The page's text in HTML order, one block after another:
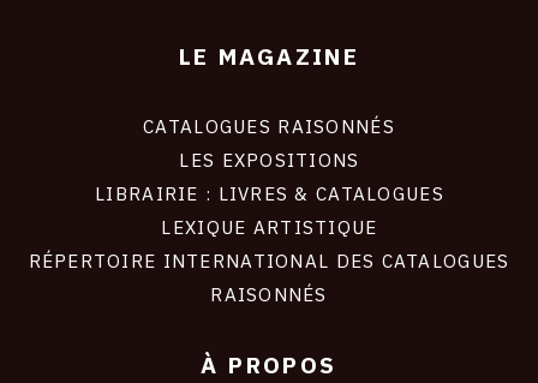
LE MAGAZINE
CATALOGUES RAISONNÉS
LES EXPOSITIONS
LIBRAIRIE : LIVRES & CATALOGUES
LEXIQUE ARTISTIQUE
RÉPERTOIRE INTERNATIONAL DES CATALOGUES
RAISONNÉS
À PROPOS